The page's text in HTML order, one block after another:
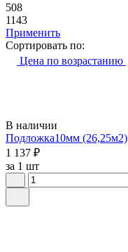
508
1143
Применить
Сортировать по:
Цена по возрастанию
В наличии
Подложка10мм (26,25м2)
1 137 ₽
за 1 шт